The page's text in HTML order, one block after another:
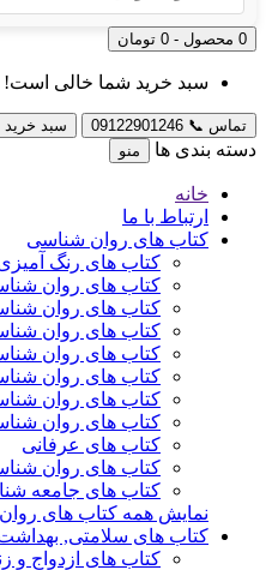
0 محصول - 0 تومان
سبد خرید شما خالی است!
تماس 📞
09122901246 سبد خرید
دسته بندی ها منو
خانه
ارتباط با ما
کتاب های روان شناسی
کتاب های رنگ
کتاب های روان
کتاب های روان
کتاب های روان
کتاب های روان
کتاب های روان
کتاب های روان
کتاب های روان
کتاب های عرفانی
کتاب های روان
کتاب های جامعه
نمایش همه کتاب های
کتاب های سلامتی,
کتاب های ازدواج و